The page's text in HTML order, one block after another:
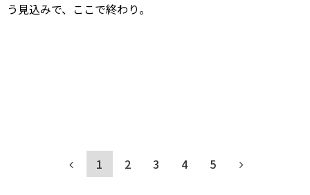
う見込みで、ここで終わり。
1 2 3 4 5